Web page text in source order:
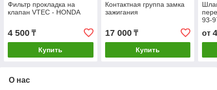
Фильтр прокладка на
клапан VTEC - HONDA
4 500 ₸
Купить
Контактная группа замка
зажигания
17 000₸
Купить
93-
от
О нас